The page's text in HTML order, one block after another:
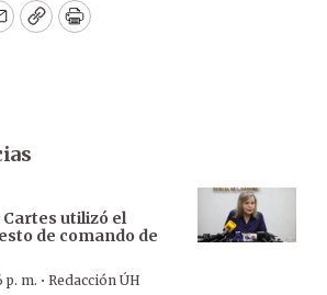
CopyPrint
utilizó el
de comando de
p. m. · Redacción ÚH